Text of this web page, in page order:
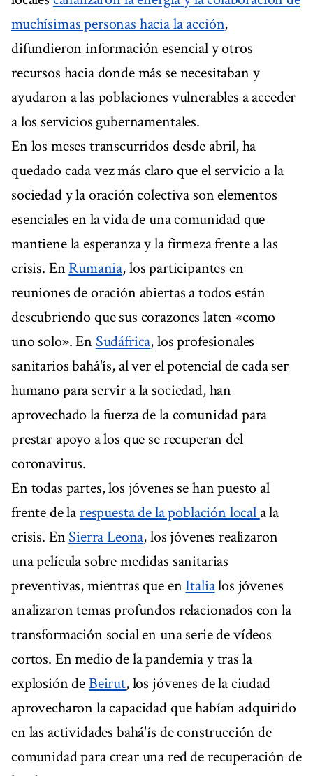
muchísimas personas hacia la acción,
difundieron información esencial y otros
recursos hacia donde más se necesitaban y
ayudaron a las poblaciones vulnerables a acceder
a los servicios gubernamentales.
En los meses transcurridos desde abril, ha
quedado cada vez más claro que el servicio a la
sociedad y la oración colectiva son elementos
esenciales en la vida de una comunidad que
mantiene la esperanza y la firmeza frente a las
crisis. En Rumania, los participantes en
reuniones de oración abiertas a todos están
descubriendo que sus corazones laten «como
uno solo». En Sudáfrica, los profesionales
sanitarios bahá'ís, al ver el potencial de cada ser
humano para servir a la sociedad, han
aprovechado la fuerza de la comunidad para
prestar apoyo a los que se recuperan del
coronavirus.
En todas partes, los jóvenes se han puesto al
frente de larespuesta de la población local a la
crisis. En Sierra Leona, los jóvenes realizaron
una película sobre medidas sanitarias
preventivas, mientras que en Italialos jóvenes
analizaron temas profundos relacionados con la
transformación social en una serie de vídeos
cortos. En medio de la pandemia y tras la
explosión deBeirut, los jóvenes de la ciudad
aprovecharon la capacidad que habían adquirido
en las actividades bahá'ís de construcción de
comunidad para crear una red de recuperación de